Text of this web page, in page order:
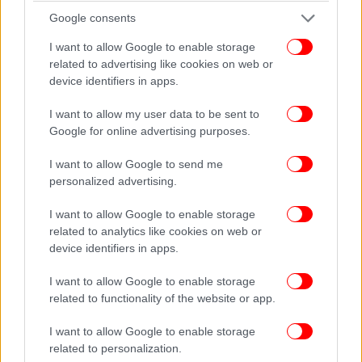
Google consents
I want to allow Google to enable storage
related to advertising like cookies on web or
device identifiers in apps.
I want to allow my user data to be sent to
Google for online advertising purposes.
I want to allow Google to send me
personalized advertising.
I want to allow Google to enable storage
related to analytics like cookies on web or
device identifiers in apps.
I want to allow Google to enable storage
related to functionality of the website or app.
I want to allow Google to enable storage
related to personalization.
σε Μαριίνσκι, Μπολσόι, στις Κρατικές Όπερες
Βερολίνου, Βαυαρίας, Βιέννης, σε Σκάλα Μιλάνου,
Εθνική Όπερα Παρισιού, Εθνική Όπερα Αγγλίας,
Μετροπόλιταν Νέας Υόρκης, στα φεστιβάλ του
στενά με μερικούς από τους κορυφαίους
αρχιμουσικούς της εποχής μας όπως, μεταξύ
άλλων, τους Θεόδωρο Κουρεντζή, Ντάνιελ
Μπάρενμποϊμ, Κεντ Ναγκάνο, Φίλιπ Τζόρνταν,
ενθουσιασμός για την όπερα, σχεδόν παιδικός, ήταν
για έναν παλιό δίσκο βινυλίου της Ιφιγένειας εν
Αυλίδι, τη μοναδική ηχογράφηση από την RDA που
μπόρεσα να βρω στη Μόσχα στα μέσα της δεκαετίας
του 1980. Επρόκειτο για μια εκτέλεση της
Βάγκνερ, που ηχογραφήθηκε τη δεκαετία του 1970
με την Άννα Μόφο, την Τρουντελήζε Σμιτ και τον